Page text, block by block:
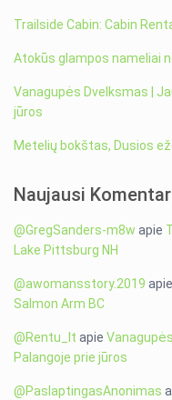
Trailside Cabin: Cabin
Atokūs glampos nameliai
Vanagupės Dvelksmas |
jūros
Metelių bokštas, Dusios
Naujausi
@GregSanders-m8w apie
Lake Pittsburg NH
@awomansstory.2019
Salmon Arm BC
@Rentu_lt apie
Palangoje prie jūros
@PaslaptingasAnonimas